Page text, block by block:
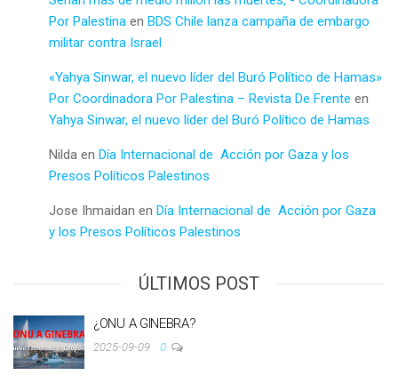
Por Palestina en BDS Chile lanza campaña de embargo
militar contra Israel
«Yahya Sinwar, el nuevo líder del Buró Político de Hamas»
Por Coordinadora Por Palestina – Revista De Frente en
Yahya Sinwar, el nuevo líder del Buró Político de Hamas
Nilda en Día Internacional de Acción por Gaza y los
Presos Políticos Palestinos
Jose Ihmaidan en Día Internacional de Acción por Gaza
y los Presos Políticos Palestinos
ÚLTIMOS POST
¿ONU A GINEBRA?
2025-09-09 0